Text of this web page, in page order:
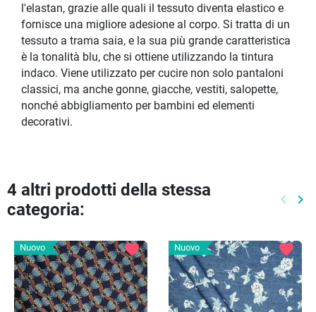
l'elastan, grazie alle quali il tessuto diventa elastico e
fornisce una migliore adesione al corpo. Si tratta di un
tessuto a trama saia, e la sua più grande caratteristica
è la tonalità blu, che si ottiene utilizzando la tintura
indaco. Viene utilizzato per cucire non solo pantaloni
classici, ma anche gonne, giacche, vestiti, salopette,
nonché abbigliamento per bambini ed elementi
decorativi.
4 altri prodotti della stessa
categoria:
keyboard_arrow_left keyboard_arrow_right
Nuovo favorite Nuovo favorite